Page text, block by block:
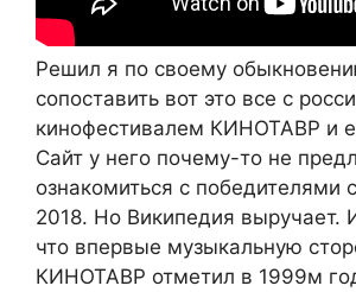
Решил я по своему
сопоставить вот это все с
кинофестивалем КИНОТАВР и
Сайт у него почему-то не
ознакомиться с победителями
2018. Но Википедия выручает.
что впервые музыкальную
КИНОТАВР отметил в 1999м